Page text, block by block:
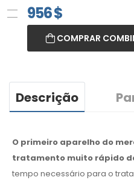
956$
COMPRAR
Descrição
O primeiro aparelho do
tratamento muito rápido
tempo necessário para o